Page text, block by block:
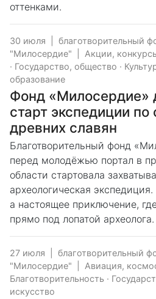
оттенками.
30 июля
благотворительный
"Милосердие"
Акции,
· Государство, общество ·
образование
Фонд «Милосердие»
старт экспедиции по
древних славян
Благотворительный фонд
перед молодёжью портал в
области стартовала
археологическая
а настоящее приключение,
прямо под лопатой археолога.
27 июля
благотворительный
"Милосердие"
Авиация,
Благотворительность ·
искусство